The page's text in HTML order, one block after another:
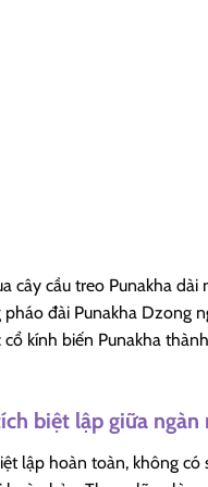
cây cầu treo Punakha
đài Punakha Dzong
kính biến Punakha
biệt lập giữa ngàn
lập hoàn toàn, không